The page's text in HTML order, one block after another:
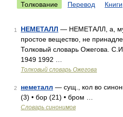
Толкование Перевод Книги
1 НЕМЕТАЛЛ — НЕМЕТАЛЛ, а,
простое вещество, не
Толковый словарь Ожегова.
1949 1992 …
Толковый словарь Ожегова
2 неметалл — сущ., кол во
(3) • бор (21) • бром …
Словарь синонимов